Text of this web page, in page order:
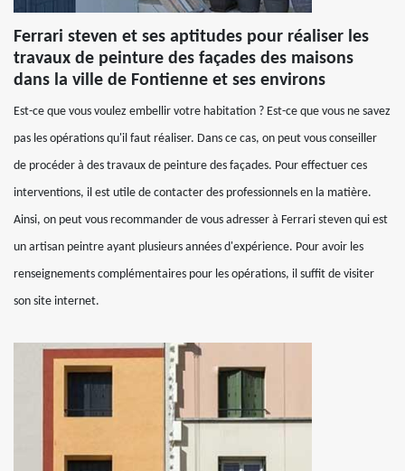
Ferrari steven et ses aptitudes pour réaliser les
travaux de peinture des façades des maisons
dans la ville de Fontienne et ses environs
Est-ce que vous voulez embellir votre habitation ? Est-ce que vous ne savez
pas les opérations qu'il faut réaliser. Dans ce cas, on peut vous conseiller
de procéder à des travaux de peinture des façades. Pour effectuer ces
interventions, il est utile de contacter des professionnels en la matière.
Ainsi, on peut vous recommander de vous adresser à Ferrari steven qui est
un artisan peintre ayant plusieurs années d'expérience. Pour avoir les
renseignements complémentaires pour les opérations, il suffit de visiter
son site internet.